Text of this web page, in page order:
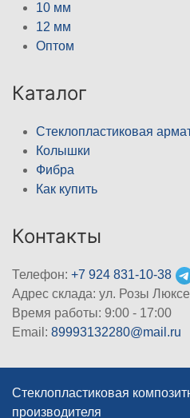
10 мм
12 мм
Оптом
Каталог
Стеклопластиковая
Колышки
Фибра
Как купить
Контакты
Телефон: +7 924 831-10-38
Адрес склада: ул. Розы
Время работы: 9:00 - 17:00
Email: 89993132280@mail.ru
Стеклопластиковая
производителя